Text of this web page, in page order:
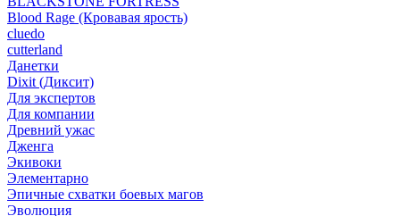
Blood Rage (Кровавая ярость)
cluedo
cutterland
Данетки
Dixit (Диксит)
Для экспертов
Для компании
Древний ужас
Дженга
Экивоки
Элементарно
Эпичные схватки боевых магов
Эволюция